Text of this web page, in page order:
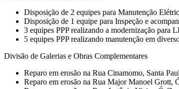
Disposição de 2 equipes para Manutenção
Disposição de 1 equipe para Inspeção e
3 equipes PPP realizando a modernização para
5 equipes PPP realizando manutenção em
Divisão de Galerias e Obras Complementares
Reparo em erosão na Rua Cinamomo, Santa
Reparo em erosão na Rua Major Manoel Grott,